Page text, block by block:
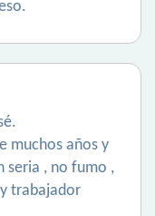
muchos años y
seria , no fumo ,
trabajador